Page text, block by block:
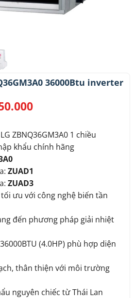
36000Btu inverter
Giá
là:
40.250.000.
ZBNQ36GM3A0 1 chiều
khẩu chính hãng
ZUAD1
ZUAD3
ưu với công nghệ biến tần
đến phương pháp giải nhiệt
(4.0HP) phù hợp diện
thân thiện với môi trường
nguyên chiếc từ Thái Lan